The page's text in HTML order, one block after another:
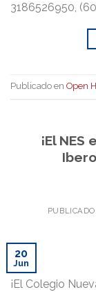
3186526950,
Publicado en Open
¡El
20
Jun
¡El Colegio